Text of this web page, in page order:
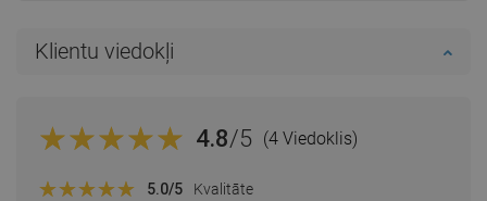
Klientu viedokļi
4.8/5 (4 Viedoklis)
5.0/5 Kvalitāte